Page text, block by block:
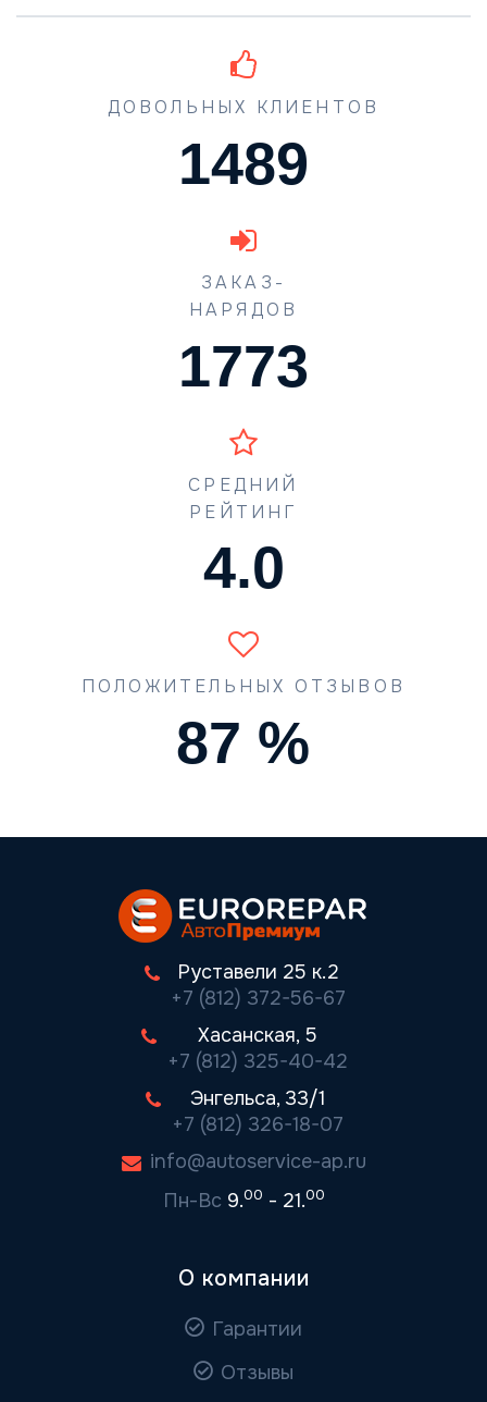
ДОВОЛЬНЫХ КЛИЕНТОВ
1489
ЗАКАЗ-
НАРЯДОВ
1773
СРЕДНИЙ
РЕЙТИНГ
4.5
ПОЛОЖИТЕЛЬНЫХ ОТЗЫВОВ
90 %
Руставели 25 к.2
+7 (812) 372-56-67
Хасанская, 5
+7 (812) 325-40-42
Энгельса, 33/1
+7 (812) 326-18-07
info@autoservice-ap.ru
Пн-Вс 9.00 - 21.00
О компании
Гарантии
Отзывы